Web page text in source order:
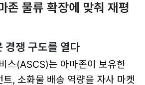
존 물류 확장에 맞춰 재평
쟁 구도를 열다
스(ASCS)는 아마존이 보유한
, 소화물 배송 역량을 자사 마켓